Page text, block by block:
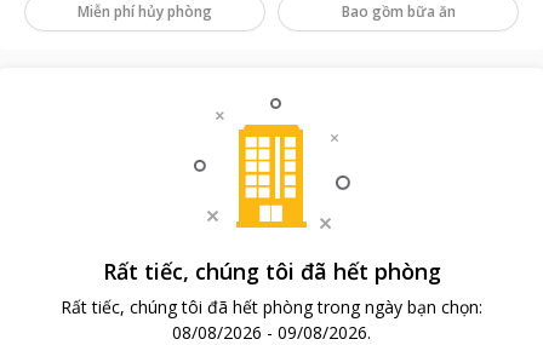
Miễn phí hủy phòng Bao gồm bữa ăn
Rất tiếc, chúng tôi đã hết phòng
Rất tiếc, chúng tôi đã hết phòng trong ngày bạn chọn:
08/08/2026 - 09/08/2026.